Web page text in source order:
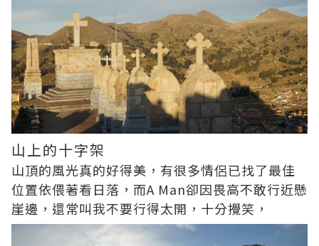
山上的十字架
山頂的風光真的好得美，有很多情侶已找了最佳
位置依偎著看日落，而A Man卻因畏高不敢行近懸
崖邊，還常叫我不要行得太開，十分攪笑，